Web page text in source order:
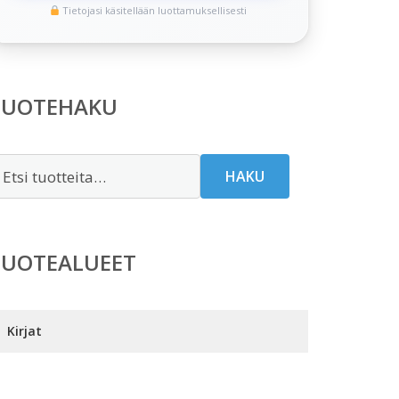
Tietojasi käsitellään luottamuksellisesti
HAKU
Kirjat